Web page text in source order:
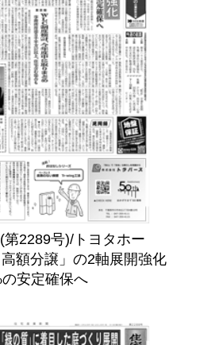
2289号)/トヨタホー
額分譲」の2軸展開強化
安定確保へ